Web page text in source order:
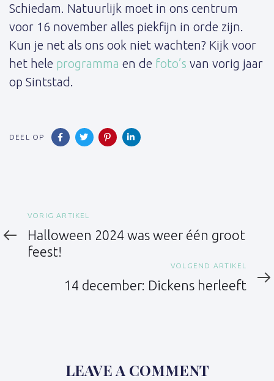
Schiedam. Natuurlijk moet in ons centrum
voor 16 november alles piekfijn in orde zijn.
Kun je net als ons ook niet wachten? Kijk voor
het hele programma en de foto’s van vorig jaar
op Sintstad.
DEEL OP
Vorig
artikel
VORIG ARTIKEL
Halloween 2024 was weer één groot
feest!
artikel
VOLGEND ARTIKEL
14 december: Dickens herleeft
LEAVE A COMMENT